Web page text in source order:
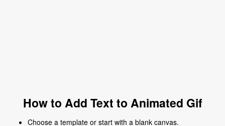
How to Add Text to Animated Gif
Choose a template or start with a blank canvas.